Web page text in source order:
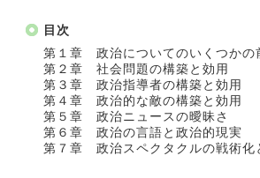
目次
第１章 政治についてのいくつかの
第２章 社会問題の構築と効用
第３章 政治指導者の構築と効用
第４章 政治的な敵の構築と効用
第５章 政治ニュースの曖昧さ
第６章 政治の言語と政治的現実
第７章 政治スペクタクルの戦術化